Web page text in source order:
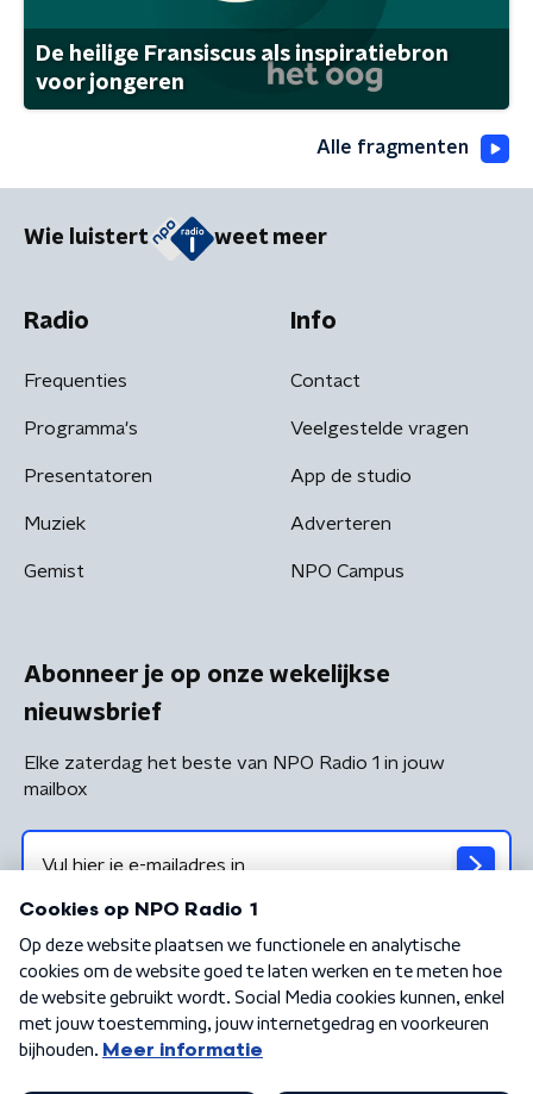
De heilige Fransiscus als inspiratiebron
voor jongeren
Alle fragmenten
Wie luistert weet meer
Radio
Frequenties
Programma's
Presentatoren
Muziek
Gemist
Info
Contact
Veelgestelde vragen
App de studio
Adverteren
NPO Campus
Abonneer je op onze wekelijkse
nieuwsbrief
Elke zaterdag het beste van NPO Radio 1 in jouw
mailbox
Algemene voorwaarden